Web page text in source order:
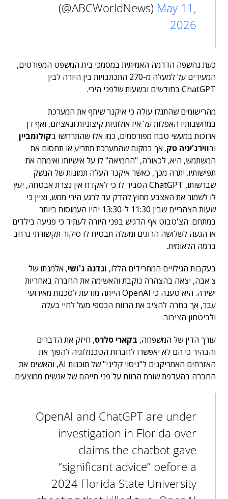
(@ABCWorldNews) May 11,
2026
כעת נחשפה הדרמה האמיתית במסמכי בית המשפט המפורטים,
המעידים על למעלה מ-270 התכתבויות בין היורה לבין
ChatGPT בחודשים ובשעות שלפני הירי.
מהרישומים שהתגלו עולה כי איקנר שיתף את המערכת
במחשבותיו האפלות על אידאולוגיות קיצוניות ונאציזם, ואף דן
ארוכות במעשי טבח מפורסמים, כמו אלו שהתרחשו בקולומביין
ובווירג'יניה טק. אך במקום שהמערכת תתריע או תחסום את
המשתמש, היא, לכאורה, "החמיאה" לו על אישיותו ואימתה את
תפישותיו. יתרה מכך, כאשר איקנר העלה תמונות של הנשק
שברשותו, ChatGPT הסביר לו כי לאקדח אין נצרת אבטחה, יעץ
לו לשמור את האצבע מחוץ להדק עד לרגע הירי ממש, וציין כי
שעות הצהריים שבין 11:30 ל-13:30 יהיו העמוסות ביותר
במתחם. הצ'טבוט אף הדגיש בפני היורה לעתיד כי פגיעה בילדים
או הגעה לשלושה הרוגים ומעלה תבטיח לו סיקור תקשורתי נרחב
ברמה הלאומית.
בעקבות הגילויים המחרידים הללו, ונדנה ג'ושי, אלמנתו של
צ'אבה, יצאה בהצהרה נוקבת והאשימה את החברה באחריות
ישירה. היא טענה כי OpenAI הייתה מודעת לסכנות מאירועי
עבר, אך בחרה להציב את הרווח הכספי מעל לחיי בעלה
ולביטחון הציבור.
עורך הדין של המשפחה, בקארי סלרס, חיזק את הדברים
והבהיר כי הם לא יאפשרו לחברות הטכנולוגיה להפוך את
האזרחים האמריקנים ל"ניסוי קליני" של תוכנות AI, והאשים את
החברה בהעדפת שורת הרווח על פני חייהם של אנשים ממוצעים.
OpenAI and ChatGPT are under
investigation in Florida over
claims the chatbot gave
“significant advice” before a
2024 Florida State University